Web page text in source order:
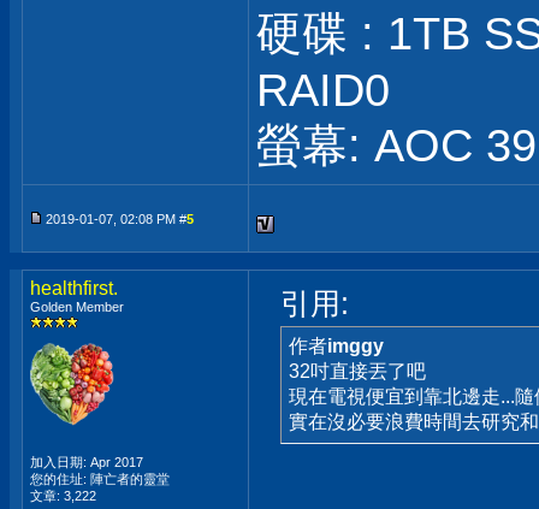
硬碟 : 1TB
RAID0
螢幕: AOC
2019-01-07, 02:08 PM #5
healthfirst.
Golden Member
加入日期: Apr 2017
您的住址: 陣亡者的靈堂
文章: 3,222
引用:
作者imggy
32吋直接丟了吧
現在電視便宜到靠北邊走...
實在沒必要浪費時間去研究